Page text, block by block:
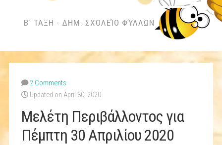
Β΄ ΤΑΞΗ - ΔΗΜ. ΣΧΟΛΕΊΟ ΦΎΛΛΩΝ
2 Comments
Updated on April 30, 2020
Μελέτη Περιβάλλοντος για
Πέμπτη 30 Απριλίου 2020